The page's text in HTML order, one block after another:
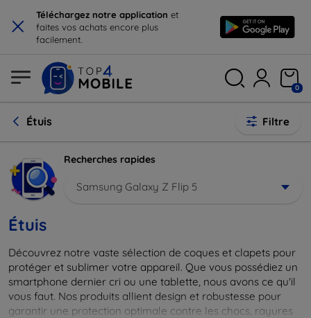
× Téléchargez notre application et
faites vos achats encore plus
facilement.
0
Étuis Filtre
Recherches rapides
Samsung Galaxy Z Flip 5
Étuis
Découvrez notre vaste sélection de coques et clapets pour
protéger et sublimer votre appareil. Que vous possédiez un
smartphone dernier cri ou une tablette, nous avons ce qu'il
vous faut. Nos produits allient design et robustesse pour
garantir une protection optimale contre les chocs, rayures